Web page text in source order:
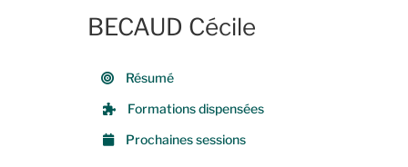
BECAUD Cécile
Résumé
Formations dispensées
Prochaines sessions